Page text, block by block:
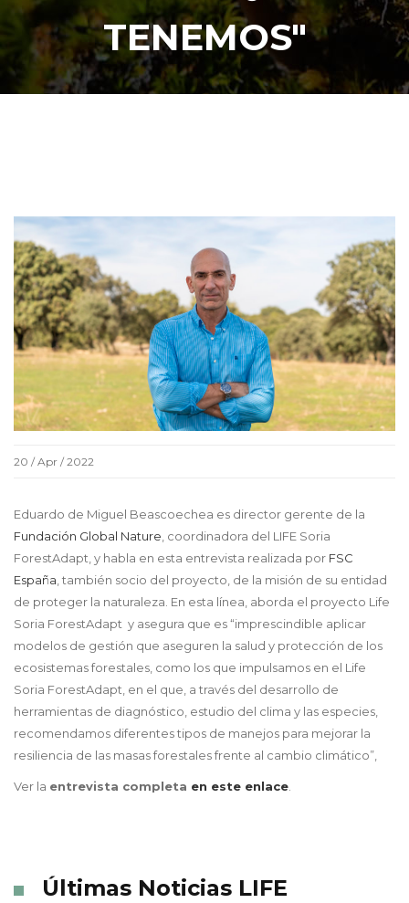
TENEMOS"
20 / Apr / 2022
Eduardo de Miguel Beascoechea es director gerente de la
Fundación Global Nature, coordinadora del LIFE Soria
ForestAdapt, y habla en esta entrevista realizada por FSC
España, también socio del proyecto, de la misión de su entidad
de proteger la naturaleza. En esta línea, aborda el proyecto Life
Soria ForestAdapt y asegura que es “imprescindible aplicar
modelos de gestión que aseguren la salud y protección de los
ecosistemas forestales, como los que impulsamos en el Life
Soria ForestAdapt, en el que, a través del desarrollo de
herramientas de diagnóstico, estudio del clima y las especies,
recomendamos diferentes tipos de manejos para mejorar la
resiliencia de las masas forestales frente al cambio climático”,
Ver la entrevista completa en este enlace.
Últimas Noticias LIFE